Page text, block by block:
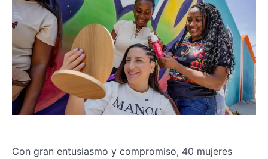
Con gran entusiasmo y compromiso, 40 mujeres